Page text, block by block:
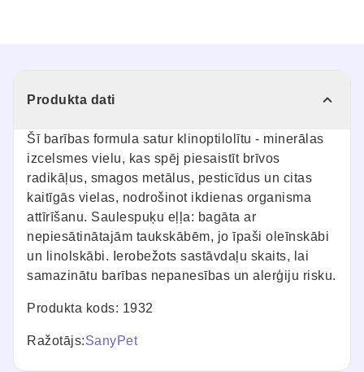
Produkta dati
Šī barības formula satur klinoptilolītu - minerālas
izcelsmes vielu, kas spēj piesaistīt brīvos
radikāļus, smagos metālus, pesticīdus un citas
kaitīgās vielas, nodrošinot ikdienas organisma
attīrīšanu. Saulespuķu eļļa: bagāta ar
nepiesātinātajām taukskābēm, jo īpaši oleīnskābi
un linolskābi. Ierobežots sastāvdaļu skaits, lai
samazinātu barības nepanesības un alerģiju risku.
Produkta kods: 1932
Ražotājs:SanyPet